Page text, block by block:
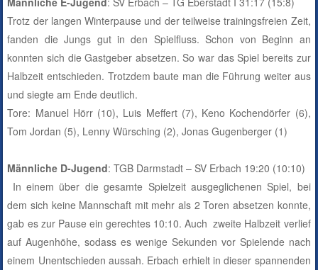
Trotz der langen Winterpause und der teilweise trainingsfreien Zeit,
fanden die Jungs gut in den Spielfluss. Schon von Beginn an
konnten sich die Gastgeber absetzen. So war das Spiel bereits zur
Halbzeit entschieden. Trotzdem baute man die Führung weiter aus
und siegte am Ende deutlich.
Tore: Manuel Hörr (10), Luis Meffert (7), Keno Kochendörfer (6),
Tom Jordan (5), Lenny Würsching (2), Jonas Gugenberger (1)
Männliche D-Jugend: TGB Darmstadt – SV Erbach 19:20 (10:10)
In einem über die gesamte Spielzeit ausgeglichenen Spiel, bei
dem sich keine Mannschaft mit mehr als 2 Toren absetzen konnte,
gab es zur Pause ein gerechtes 10:10. Auch zweite Halbzeit verlief
auf Augenhöhe, sodass es wenige Sekunden vor Spielende nach
einem Unentschieden aussah. Erbach erhielt in dieser spannenden